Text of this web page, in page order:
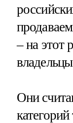
– на этот
Они